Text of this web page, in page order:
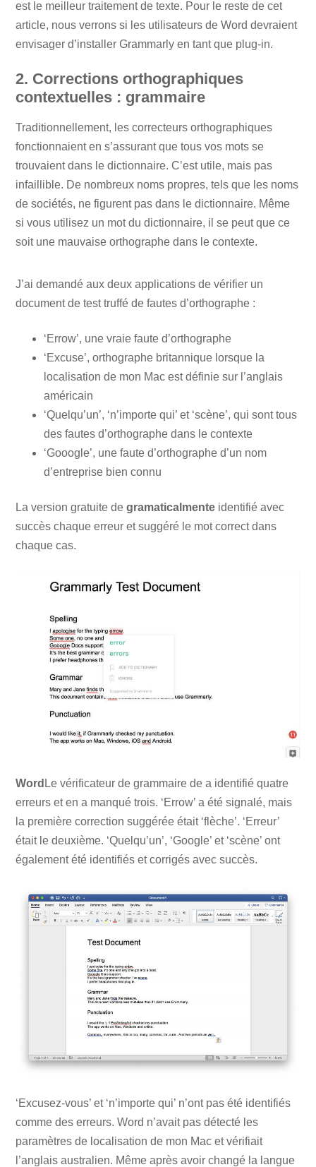
est le meilleur traitement de texte. Pour le reste de cet
article, nous verrons si les utilisateurs de Word devraient
envisager d’installer Grammarly en tant que plug-in.
2. Corrections orthographiques
contextuelles : grammaire
Traditionnellement, les correcteurs orthographiques
fonctionnaient en s’assurant que tous vos mots se
trouvaient dans le dictionnaire. C’est utile, mais pas
infaillible. De nombreux noms propres, tels que les noms
de sociétés, ne figurent pas dans le dictionnaire. Même
si vous utilisez un mot du dictionnaire, il se peut que ce
soit une mauvaise orthographe dans le contexte.
J’ai demandé aux deux applications de vérifier un
document de test truffé de fautes d’orthographe :
‘Errow’, une vraie faute d’orthographe
‘Excuse’, orthographe britannique lorsque la
localisation de mon Mac est définie sur l’anglais
américain
‘Quelqu’un’, ‘n’importe qui’ et ‘scène’, qui sont tous
des fautes d’orthographe dans le contexte
‘Gooogle’, une faute d’orthographe d’un nom
d’entreprise bien connu
La version gratuite degramaticalmente identifié avec
succès chaque erreur et suggéré le mot correct dans
chaque cas.
Word Le vérificateur de grammaire de a identifié quatre
erreurs et en a manqué trois. ‘Errow’ a été signalé, mais
la première correction suggérée était ‘flèche’. ‘Erreur’
était le deuxième. ‘Quelqu’un’, ‘Google’ et ‘scène’ ont
également été identifiés et corrigés avec succès.
‘Excusez-vous’ et ‘n’importe qui’ n’ont pas été identifiés
comme des erreurs. Word n’avait pas détecté les
paramètres de localisation de mon Mac et vérifiait
l’anglais australien. Même après avoir changé la langue